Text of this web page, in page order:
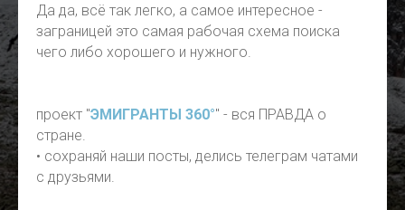
Да да, всё так легко, а самое интересное -
заграницей это самая рабочая схема поиска
чего либо хорошего и нужного.
проект "ЭМИГРАНТЫ 360°" - вся ПРАВДА о
стране.
• сохраняй наши посты, делись телеграм чатами
с друзьями.